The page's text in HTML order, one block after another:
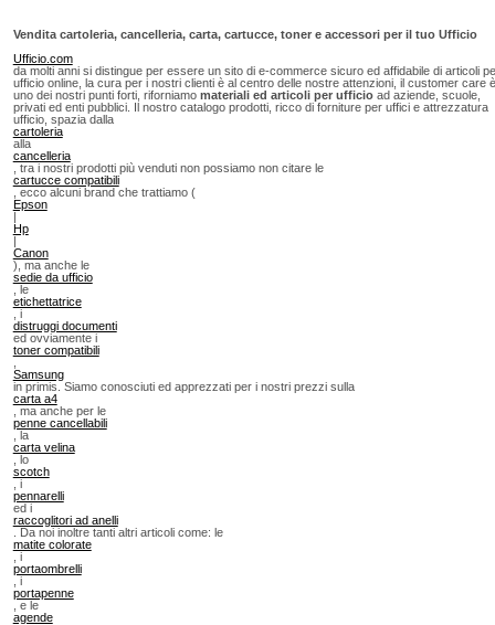
Vendita cartoleria, cancelleria, carta, cartucce, toner e accessori per il tuo Ufficio
Ufficio.com
da molti anni si distingue per essere un sito di e-commerce sicuro ed affidabile di articoli
ufficio online, la cura per i nostri clienti è al centro delle nostre attenzioni, il customer care è
uno dei nostri punti forti, riforniamo materiali ed articoli per ufficioad aziende, scuole,
privati ed enti pubblici. Il nostro catalogo prodotti, ricco di forniture per uffici e attrezzatura
ufficio, spazia dalla
cartoleria
alla
cancelleria
, tra i nostri prodotti più venduti non possiamo non citare le
cartucce compatibili
, ecco alcuni brand che trattiamo (
Epson
|
Hp
|
Canon
), ma anche le
sedie da ufficio
, le
etichettatrice
, i
distruggi documenti
ed ovviamente i
toner compatibili
Samsung
in primis. Siamo conosciuti ed apprezzati per i nostri prezzi sulla
carta a4
, ma anche per le
penne cancellabili
, la
carta velina
, lo
scotch
, i
pennarelli
ed i
raccoglitori ad anelli
. Da noi inoltre tanti altri articoli come: le
matite colorate
, i
portaombrelli
, i
portapenne
, e le
agende